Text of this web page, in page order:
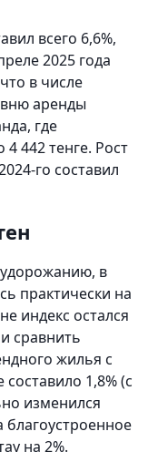
всего 6,6%,
2025 года
в числе
аренды
где
442 тенге. Рост
го составил
в
практически на
индекс остался
сравнить
жилья с
1,8% (с
изменился
благоустроенное
на 2%.